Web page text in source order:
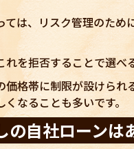
ては、リスク管理のため
れを拒否することで選べ
価格帯に制限が設けら
なることも多いです。
の自社ローンは